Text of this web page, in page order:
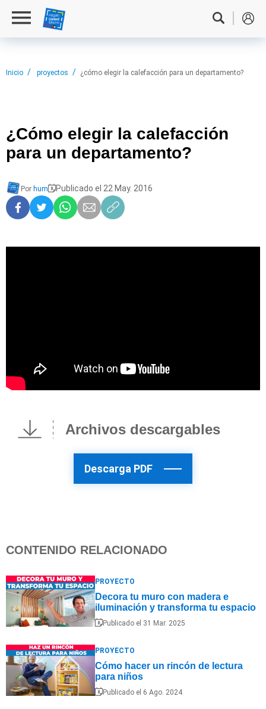
Inicio proyectos ¿cómo elegir la calefacción para un departamento?
¿Cómo elegir la calefacción
para un departamento?
Por hum Publicado el 22 May. 2016
Archivos descargables
Descarga PDF
CONTENIDO RELACIONADO
PROYECTO
Decora tu muro con madera e
iluminación y transforma tu espacio
Publicado el 31 Mar. 2025
PROYECTO
Cómo hacer un rincón de lectura
para niños
Publicado el 6 Ago. 2024